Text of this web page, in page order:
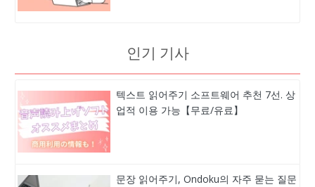
인기 기사
텍스트 읽어주기 소프트웨어 추천 7선. 상
업적 이용 가능【무료/유료】
문장 읽어주기, Ondoku의 자주 묻는 질문